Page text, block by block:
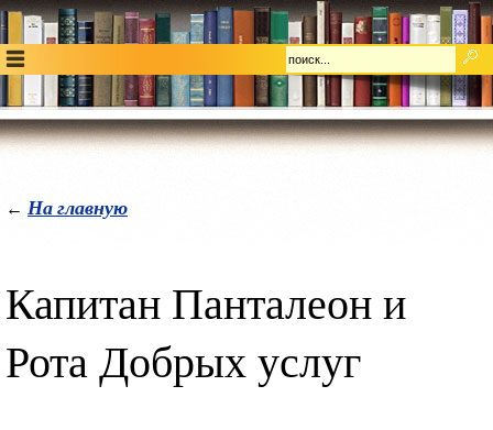
← На главную
Капитан Панталеон и
Рота Добрых услуг